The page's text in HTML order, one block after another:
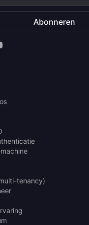
Abonneren
tenancy)